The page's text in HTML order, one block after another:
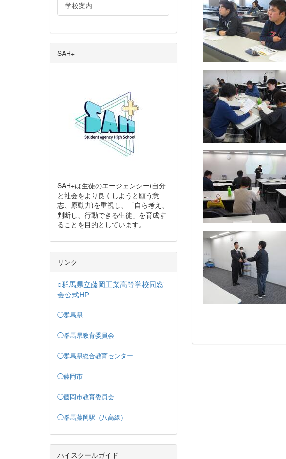
学校案内
SAH+
SAH+は生徒のエージェンシー(自分
と社会をより良くしようと願う意
志、原動力)を重視し、「自ら考え、
判断し、行動できる生徒」を育成す
ることを目的としています。
リンク
○群馬県立藤岡工業高等学校同窓
会公式HP
◯群馬県
◯群馬県教育委員会
◯群馬県総合教育センター
◯藤岡市
◯藤岡市教育委員会
◯群馬藤岡駅（八高線）
ハイスクールガイド